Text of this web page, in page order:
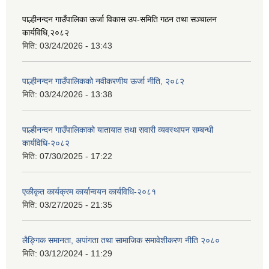
पाल्हीनन्दन गाउँपालिका ऊर्जा विकास उप-समिति गठन तथा सञ्चालन
कार्यविधि,२०८२
मिति: 03/24/2026 - 13:43
पाल्हीनन्दन गाउँपालिकको नवीकरणीय ऊर्जा नीति, २०८२
मिति: 03/24/2026 - 13:38
पाल्हीनन्दन गाउँपालिकाको यातायात तथा सवारी व्यवस्थापन सम्बन्धी
कार्यविधि-२०८२
मिति: 07/30/2025 - 17:22
एकीकृत कार्यक्रम कार्यान्वयन कार्यविधि-२०८१
मिति: 03/27/2025 - 21:35
लैङ्गिक समानता, अपांगता तथा सामाजिक समावेशीकरण नीति २०८०
मिति: 03/12/2024 - 11:29